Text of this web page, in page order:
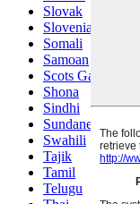
Slovak
Slovenian
Somali
Samoan
Scots Gaelic
Shona
Sindhi
Sundanese
Swahili
Tajik
Tamil
Telugu